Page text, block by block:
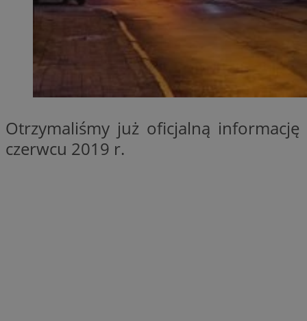
Otrzymaliśmy już oficjalną
czerwcu 2019 r.
SessID
euds
li_gc